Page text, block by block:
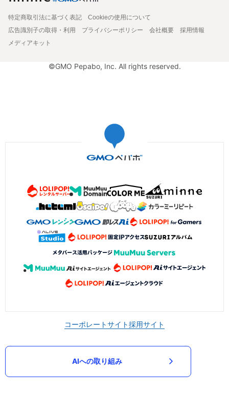
特定商取引法に基づく表記
Cookieの使用について
広告識別子の取得・利用
プライバシーポリシー 会社概要
採用情報
メディアキット
©GMO Pepabo, Inc. All rights reserved.
コーポレートサイト採用サイト
AIへの取り組み